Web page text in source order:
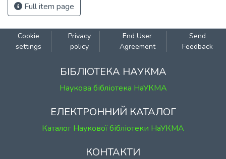
Full item page
Cookie
settings
Privacy
policy
End User
Agreement
Send
Feedback
БІБЛІОТЕКА НАУКМА
Наукова бібліотека НаУКМА
ЕЛЕКТРОННИЙ КАТАЛОГ
Каталог Наукової бібліотеки НаУКМА
КОНТАКТИ